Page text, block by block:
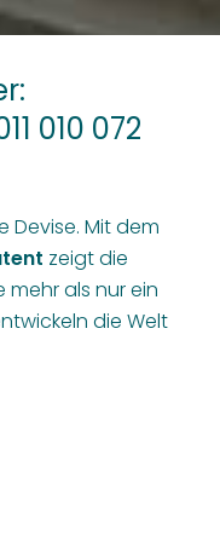
010 072
Devise. Mit dem
zeigt die
mehr als nur ein
die Welt